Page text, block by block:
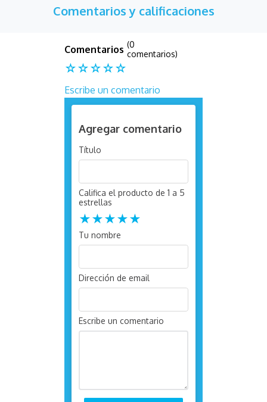
Comentarios y calificaciones
☆☆☆☆☆
(0
comentarios)
Escribe un comentario
Agregar comentario
Título
Califica el producto de 1 a 5
estrellas
★★★★★
Tu nombre
Dirección de email
Escribe un comentario